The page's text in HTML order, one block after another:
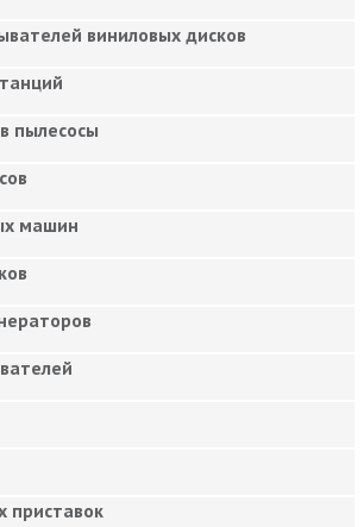
виниловых дисков
пылесосы
машин
приставок